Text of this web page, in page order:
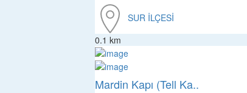
SUR İLÇESİ
0.1 km
Mardin Kapı (Tell Ka..